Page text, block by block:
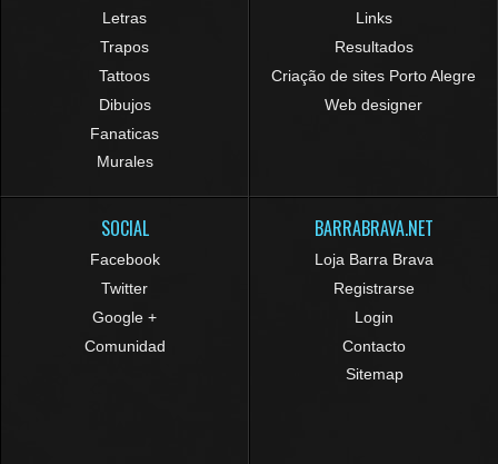
Letras
Trapos
Tattoos
Dibujos
Fanaticas
Murales
Links
Resultados
Criação de sites Porto Alegre
Web designer
SOCIAL
Facebook
Twitter
Google +
Comunidad
BARRABRAVA.NET
Loja Barra Brava
Registrarse
Login
Contacto
Sitemap